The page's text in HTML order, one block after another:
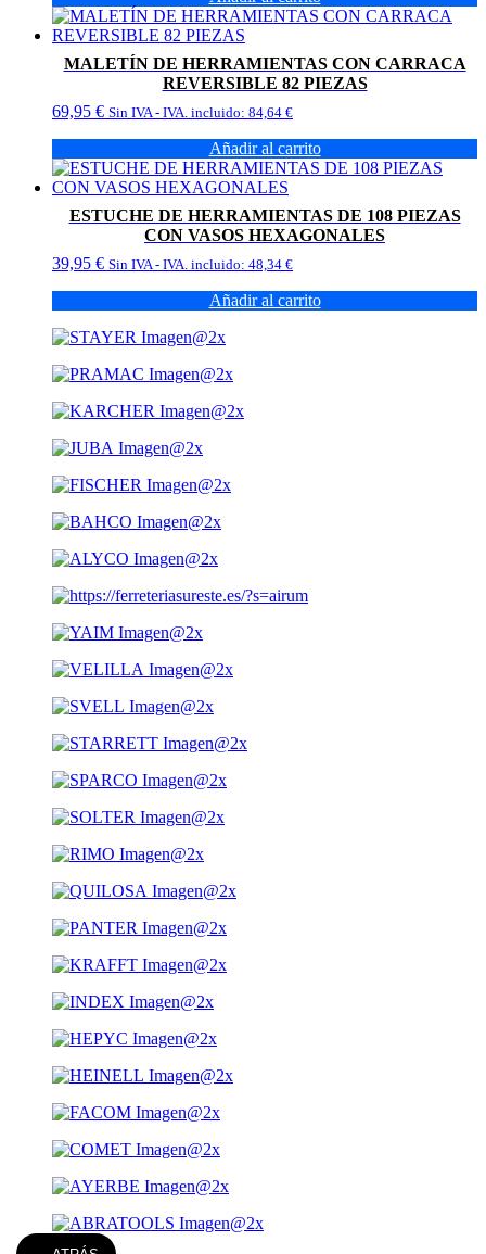
MALETÍN DE HERRAMIENTAS CON CARRACA
REVERSIBLE 82 PIEZAS
69,95 € Sin IVA - IVA. incluido: 84,64 €
Añadir al carrito
ESTUCHE DE HERRAMIENTAS DE 108 PIEZAS
CON VASOS HEXAGONALES
39,95 € Sin IVA - IVA. incluido: 48,34 €
Añadir al carrito